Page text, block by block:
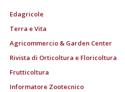
Edagricole
Terra e Vita
Agricommercio & Garden Center
Rivista di Orticoltura e Floricoltura
Frutticoltura
Informatore Zootecnico